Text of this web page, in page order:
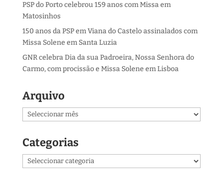
PSP do Porto celebrou 159 anos com Missa em
Matosinhos
150 anos da PSP em Viana do Castelo assinalados com
Missa Solene em Santa Luzia
GNR celebra Dia da sua Padroeira, Nossa Senhora do
Carmo, com procissão e Missa Solene em Lisboa
Arquivo
Arquivo
Categorias
Categorias